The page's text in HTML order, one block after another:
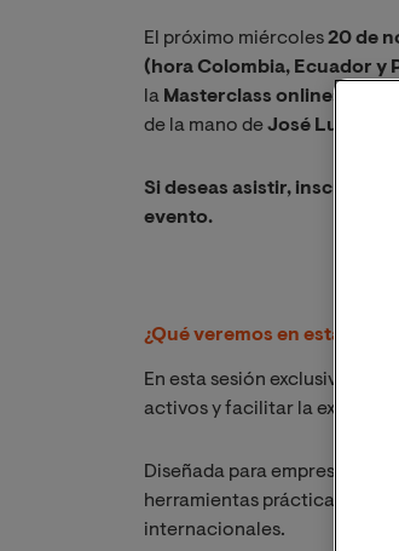
El próximo miércoles20 de
(hora Colombia, Ecuador y
la Masterclass online: "El
de la mano deJosé Luis
Si deseas asistir, inscríbete
evento.
¿Qué veremos en esta
En esta sesión exclusiva,
activos y facilitar la
Diseñada para empresarios,
herramientas prácticas para
internacionales.